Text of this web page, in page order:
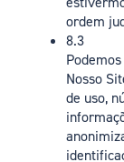
ordem
8.3
Nosso
de uso,